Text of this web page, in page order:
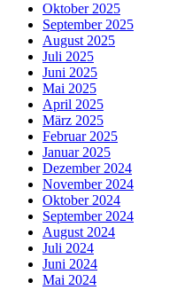
Oktober 2025
September 2025
August 2025
Juli 2025
Juni 2025
Mai 2025
April 2025
März 2025
Februar 2025
Januar 2025
Dezember 2024
November 2024
Oktober 2024
September 2024
August 2024
Juli 2024
Juni 2024
Mai 2024